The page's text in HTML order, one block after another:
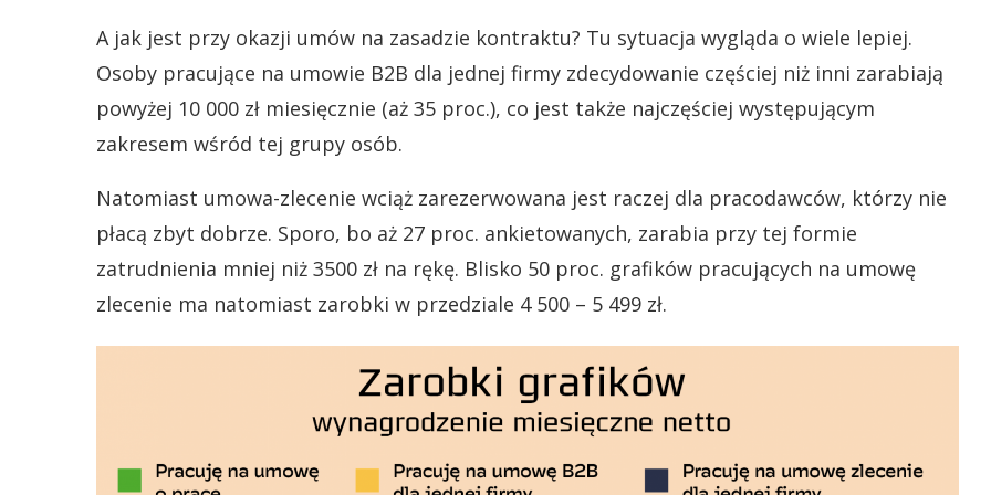
A jak jest przy okazji umów na zasadzie kontraktu? Tu sytuacja wygląda o wiele lepiej.
Osoby pracujące na umowie B2B dla jednej firmy zdecydowanie częściej niż inni zarabiają
powyżej 10 000 zł miesięcznie (aż 35 proc.), co jest także najczęściej występującym
zakresem wśród tej grupy osób.
Natomiast umowa-zlecenie wciąż zarezerwowana jest raczej dla pracodawców, którzy nie
płacą zbyt dobrze. Sporo, bo aż 27 proc. ankietowanych, zarabia przy tej formie
zatrudnienia mniej niż 3500 zł na rękę. Blisko 50 proc. grafików pracujących na umowę
zlecenie ma natomiast zarobki w przedziale 4 500 – 5 499 zł.